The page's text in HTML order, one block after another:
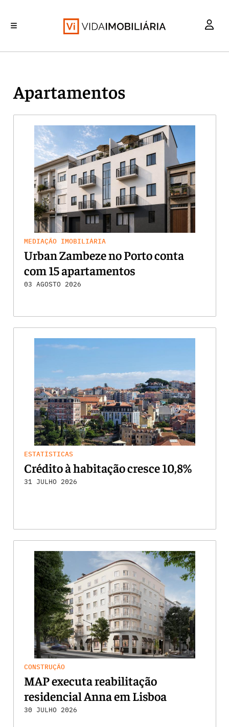
Apartamentos
MEDIAÇÃO IMOBILIÁRIA
Urban Zambeze no Porto conta
com 15 apartamentos
03 AGOSTO 2026
ESTATÍSTICAS
Crédito à habitação cresce 10,8%
31 JULHO 2026
CONSTRUÇÃO
MAP executa reabilitação
residencial Anna em Lisboa
30 JULHO 2026